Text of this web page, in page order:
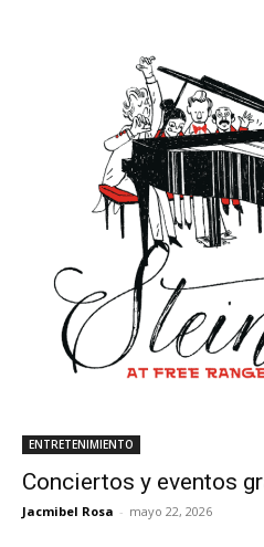
ENTRETENIMIENTO
Conciertos y eventos
Jacmibel Rosa - mayo 22, 2026